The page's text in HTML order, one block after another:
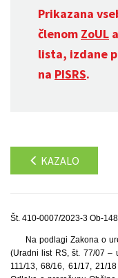
Prikazana
členom ZoUL
lista, izdane
na PISRS.
KAZALO
Št. 410-0007/2023-3 Ob-
Na podlagi Zakona o
(Uradni list RS, št. 77/07 –
111/13, 68/16, 61/17, 21/